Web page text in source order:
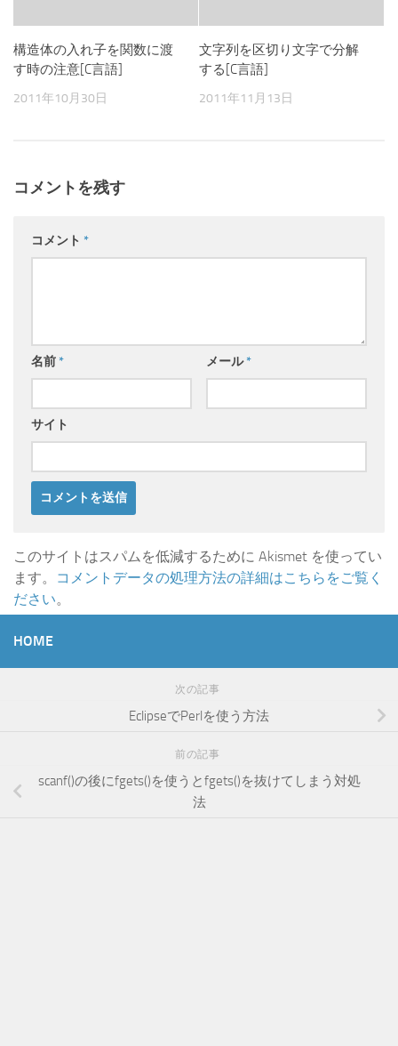
構造体の入れ子を関数に渡
す時の注意[C言語]
2011年10月30日
文字列を区切り文字で分解
する[C言語]
2011年11月13日
コメントを残す
コメント *
名前* メール*
サイト
このサイトはスパムを低減するために Akismet を使ってい
ます。
コメントデータの処理方法の詳細はこちらをご覧く
ださい。
HOME
次の記事
EclipseでPerlを使う方法
前の記事
scanf()の後にfgets()を使うとfgets()を抜けてしまう対処
法